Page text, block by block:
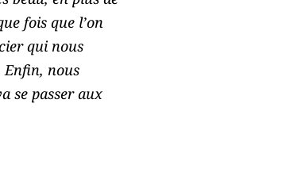
fois que l’on
qui nous
Enfin, nous
se passer aux